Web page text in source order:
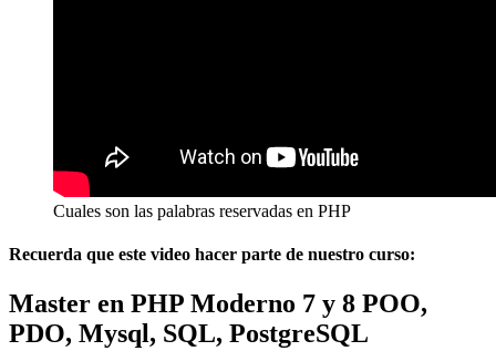
Cuales son las palabras reservadas en PHP
Recuerda que este video hacer parte de nuestro curso:
Master en PHP Moderno 7 y 8 POO,
PDO, Mysql, SQL, PostgreSQL